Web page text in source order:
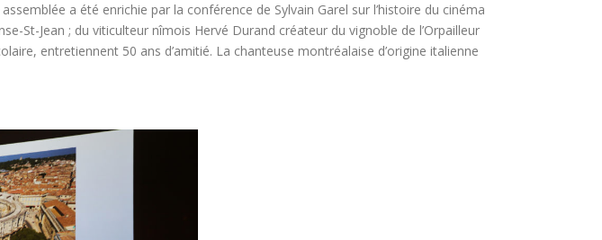
a été enrichie par la conférence de Sylvain Garel sur l’histoire du cinéma
St-Jean ; du viticulteur nîmois Hervé Durand créateur du vignoble de l’Orpailleur
entretiennent 50 ans d’amitié. La chanteuse montréalaise d’origine italienne